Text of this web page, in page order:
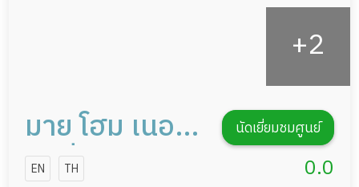
นัดเยี่ยมชมศูนย์
มาย โฮม เนอ
ร์สซิ่งแคร์
EN TH 0.0